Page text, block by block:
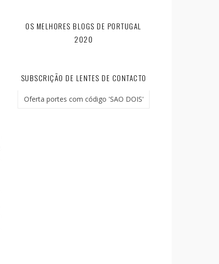
OS MELHORES BLOGS DE PORTUGAL
2020
SUBSCRIÇÃO DE LENTES DE CONTACTO
Oferta portes com código 'SAO DOIS'